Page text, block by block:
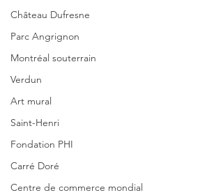
Château Dufresne
Parc Angrignon
Montréal souterrain
Verdun
Art mural
Saint-Henri
Fondation PHI
Carré Doré
Centre de commerce mondial